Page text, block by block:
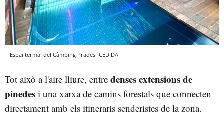
Espai termal del Càmping Prades CEDIDA
Tot això a l'aire lliure, entre denses extensions de
pinedes i una xarxa de camins forestals que connecten
directament amb els itineraris senderistes de la zona.